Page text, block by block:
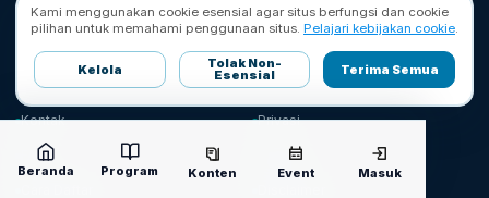
Kami menggunakan cookie esensial agar situs berfungsi dan cookie
pilihan untuk memahami penggunaan situs. Pelajari kebijakan cookie.
Kelola Tolak Non-
Esensial Terima Semua
Beranda Program Konten Event Masuk
Ruang Baca Success Limit Upgrade
Bantuan
Kontak
FAQ
Syarat & Ketentuan
Privasi
Cookie